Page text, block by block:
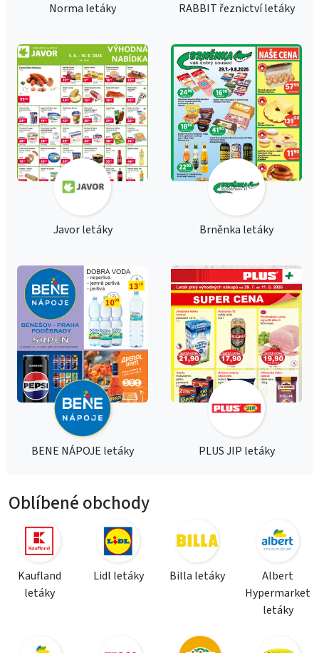
Norma letáky RABBIT řeznictví letáky
Javor letáky Brněnka letáky
BENE NÁPOJE letáky PLUS JIP letáky
Oblíbené obchody
Kaufland
letáky
Lidl letáky Billa letáky
Albert
Hypermarket
letáky